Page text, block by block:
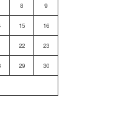
8 9
15 16
22 23
29 30